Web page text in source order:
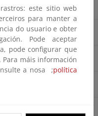
este sitio web
para manter a
do usuario e obter
Pode aceptar
pode configurar que
máis información
a nosa ;política